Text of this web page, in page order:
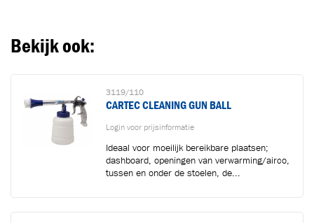
Bekijk ook:
3119/110
CARTEC CLEANING GUN BALL
Login voor prijsinformatie
Ideaal voor moeilijk bereikbare plaatsen;
dashboard, openingen van verwarming/airco,
tussen en onder de stoelen, de...